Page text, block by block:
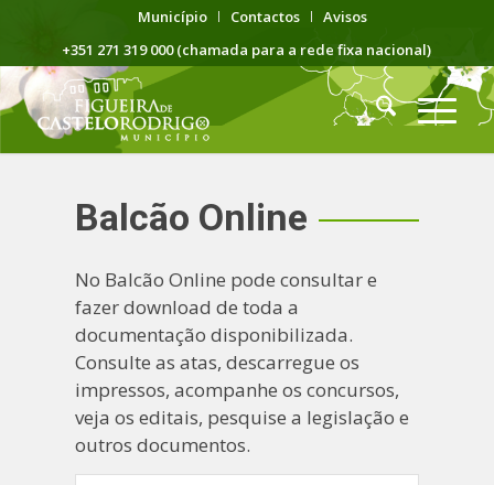
Município Contactos
Avisos
+351 271 319 000 (chamada para a rede fixa nacional)
Balcão Online
No Balcão Online pode consultar e
fazer download de toda a
documentação disponibilizada.
Consulte as atas, descarregue os
impressos, acompanhe os concursos,
veja os editais, pesquise a legislação e
outros documentos.